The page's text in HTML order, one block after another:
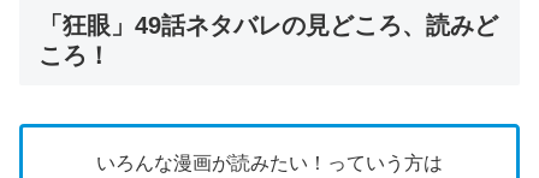
「狂眼」49話ネタバレの見どころ、読みど
ころ！
いろんな漫画が読みたい！っていう方は